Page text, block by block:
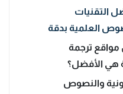
التقنيات
العلمية بدقة
ترجمة
هي الأفضل؟
والنصوص